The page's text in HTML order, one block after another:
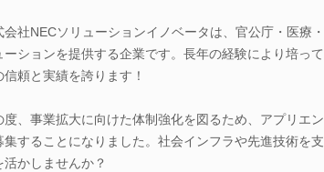
会社NECソリューションイノベータは、官公庁・医療
ーションを提供する企業です。長年の経験により培っ
信頼と実績を誇ります！
度、事業拡大に向けた体制強化を図るため、アプリエ
集することになりました。社会インフラや先進技術を
活かしませんか？